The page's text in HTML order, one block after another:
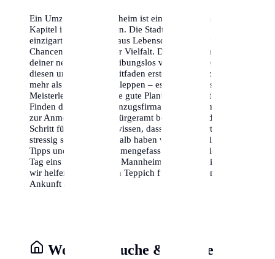
Ein Umzug nach Mannheim ist ein aufregendes neues
Kapitel in deinem Leben. Die Stadt bietet eine
einzigartige Mischung aus Lebensqualität, beruflichen
Chancen und kultureller Vielfalt. Damit der Start in
deiner neuen Heimat reibungslos verläuft, haben wir
diesen umfassenden Leitfaden erstellt. Ein Umzug ist
mehr als nur Kisten schleppen – es ist eine logistische
Meisterleistung, die eine gute Planung erfordert. Vom
Finden der richtigen Umzugsfirma in Mannheim bis hin
zur Anmeldung beim Bürgeramt begleiten wir dich
Schritt für Schritt. Wir wissen, dass ein Wohnortwechsel
stressig sein kann, deshalb haben wir die wichtigsten
Tipps und Tricks zusammengefasst, damit du dich von
Tag eins an wohlfühlst. Mannheim wartet auf dich, und
wir helfen dir, den roten Teppich für deine eigene
Ankunft auszurollen.
Wohnungssuche & Stadtteile